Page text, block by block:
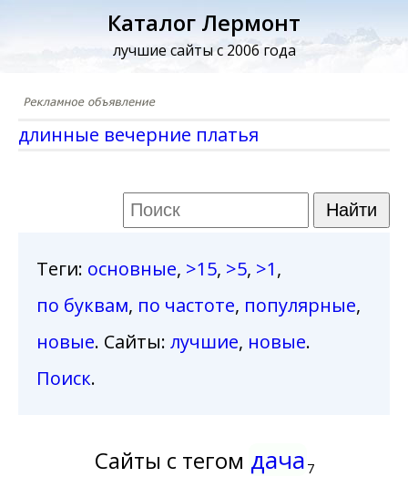
Каталог Лермонт
лучшие сайты с 2006 года
длинные вечерние платья
Теги: основные, >15, >5, >1,
по буквам, по частоте, популярные,
новые. Сайты: лучшие, новые.
Поиск.
Сайты с тегом дача 7